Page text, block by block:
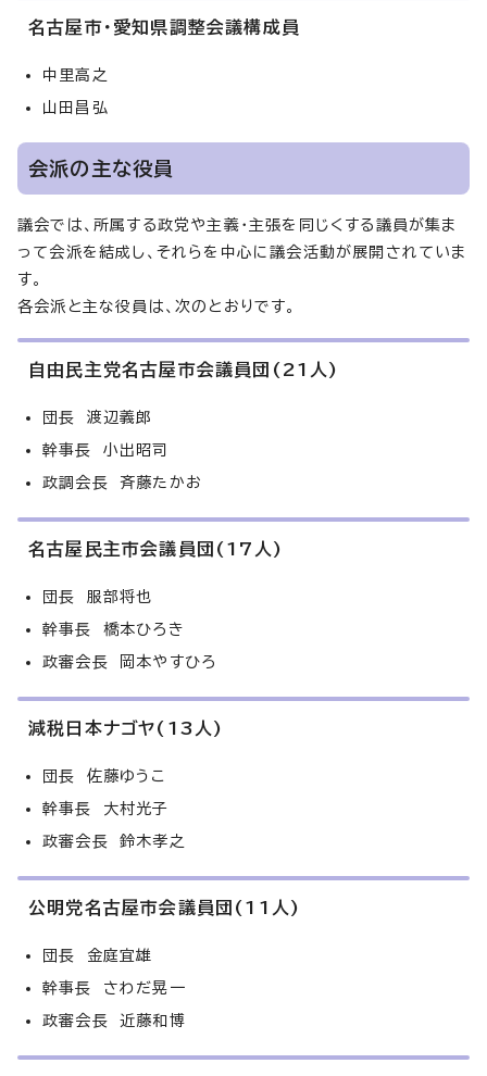
名古屋市・愛知県調整会議構成員
中里高之
山田昌弘
会派の主な役員
議会では、所属する政党や主義・主張を同じくする議員が集ま
って会派を結成し、それらを中心に議会活動が展開されていま
す。
各会派と主な役員は、次のとおりです。
自由民主党名古屋市会議員団(21人)
団長 渡辺義郎
幹事長 小出昭司
政調会長 斉藤たかお
名古屋民主市会議員団(17人)
団長 服部将也
幹事長 橋本ひろき
政審会長 岡本やすひろ
減税日本ナゴヤ(13人)
団長 佐藤ゆうこ
幹事長 大村光子
政審会長 鈴木孝之
公明党名古屋市会議員団(11人)
団長 金庭宜雄
幹事長 さわだ晃一
政審会長 近藤和博